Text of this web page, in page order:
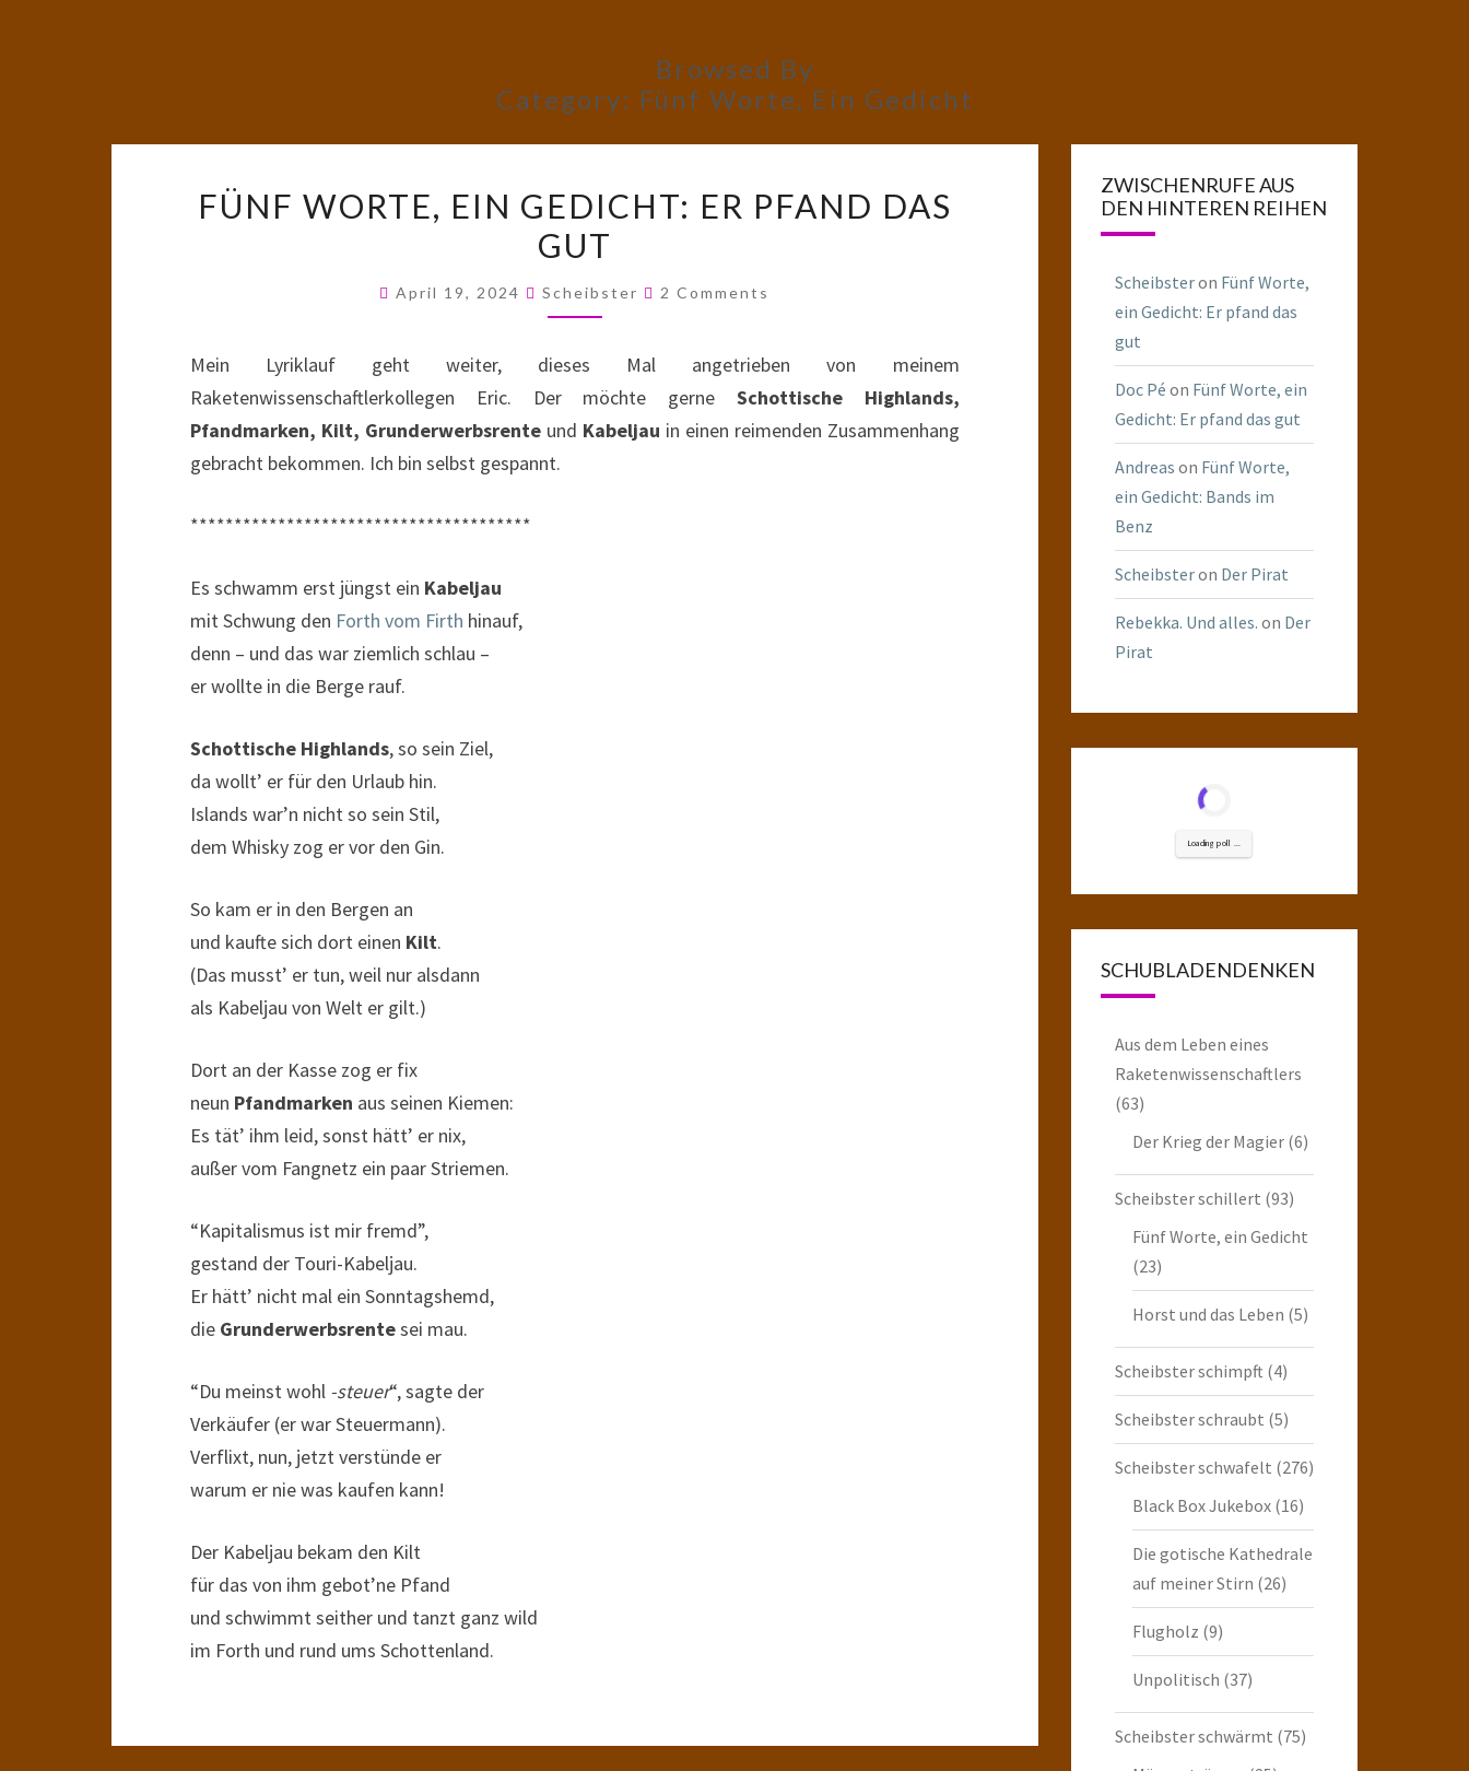
Browsed By
Category: Fünf Worte, Ein Gedicht
WORTE,
EIN
ER
DAS
GUT
FÜNF WORTE, EIN GEDICHT: ER PFAND DAS
GUT
April 19, 2024 Scheibster Comments
2 Comments
Mein Lyriklauf geht weiter, dieses Mal angetrieben von meinem
Raketenwissenschaftlerkollegen Eric. Der möchte gerne Schottische Highlands,
Pfandmarken, Kilt, Grunderwerbsrente und Kabeljau in einen reimenden Zusammenhang
gebracht bekommen. Ich bin selbst gespannt.
***************************************
Es schwamm erst jüngst ein Kabeljau
mit Schwung den Forth vom Firth hinauf,
denn – und das war ziemlich schlau –
er wollte in die Berge rauf.
Schottische Highlands, so sein Ziel,
da wollt’ er für den Urlaub hin.
Islands war’n nicht so sein Stil,
dem Whisky zog er vor den Gin.
So kam er in den Bergen an
und kaufte sich dort einen Kilt.
(Das musst’ er tun, weil nur alsdann
als Kabeljau von Welt er gilt.)
Dort an der Kasse zog er fix
neun Pfandmarken aus seinen Kiemen:
Es tät’ ihm leid, sonst hätt’ er nix,
außer vom Fangnetz ein paar Striemen.
“Kapitalismus ist mir fremd”,
gestand der Touri-Kabeljau.
Er hätt’ nicht mal ein Sonntagshemd,
die Grunderwerbsrentesei mau.
“Du meinst wohl -steuer“, sagte der
Verkäufer (er war Steuermann).
Verflixt, nun, jetzt verstünde er
warum er nie was kaufen kann!
Der Kabeljau bekam den Kilt
für das von ihm gebot’ne Pfand
und schwimmt seither und tanzt ganz wild
im Forth und rund ums Schottenland.
ZWISCHENRUFE AUS
DEN HINTEREN REIHEN
Scheibsteron Fünf Worte,
ein Gedicht: Er pfand das
gut
Doc Pé on Fünf Worte, ein
Gedicht: Er pfand das gut
Andreas on Fünf Worte,
ein Gedicht: Bands im
Benz
Scheibsteron Der Pirat
Rebekka. Und alles. on Der
Pirat
Loading poll ...
SCHUBLADENDENKEN
Aus dem Leben eines
Raketenwissenschaftlers
(63)
Der Krieg der Magier(6)
Scheibster schillert (93)
Fünf Worte, ein Gedicht
(23)
Horst und das Leben (5)
Scheibster schimpft (4)
Scheibster schraubt (5)
Scheibster schwafelt (276)
Black Box Jukebox(16)
Die gotische Kathedrale
auf meiner Stirn (26)
Flugholz (9)
Unpolitisch (37)
Scheibster schwärmt (75)